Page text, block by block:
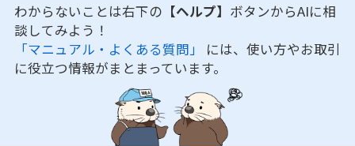
わからないことは右下の 【ヘルプ】 ボタンからAIに相
談してみよう！
「マニュアル・よくある質問」 には、使い方やお取引
に役立つ情報がまとまっています。